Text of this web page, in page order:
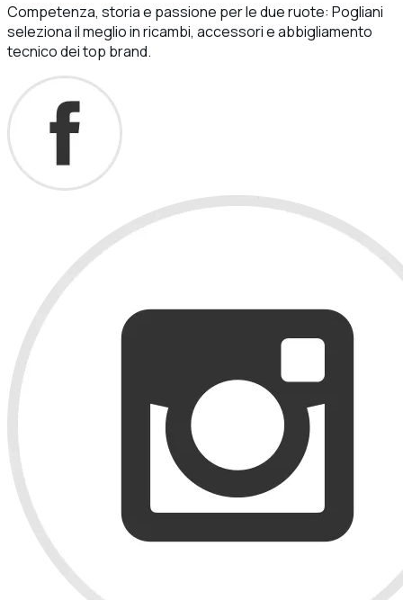
Competenza, storia e passione per le due ruote: Pogliani
seleziona il meglio in ricambi, accessori e abbigliamento
tecnico dei top brand.